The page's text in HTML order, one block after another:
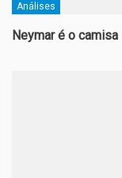
Análises
Neymar é o